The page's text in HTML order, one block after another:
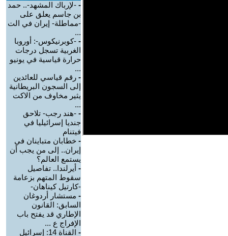
- -لإرباك المشهد-.. حمد
بن جاسم يعلق على
-مماطلة- إيران في الت
...
- -كوبرنيكوس-: أوروبا
الغربية تسجل درجات
حرارة قياسية في يونيو
...
- رقم قياسي للعائدين
إلى السجون البريطانية
يثير مخاوف من الاكت
...
- -هند رجب- تلاحق
جنديا إسرائيليا في
فيتنام
- خطابان متباينان في
إيران.. إلى من يجب أن
يستمع العالم؟
- أيرلندا.. تفاصيل
سقوط المتهم بزعامة
-كارتيل كيناهان-
- مستشار أردوغان
السابق: القانون
الإطاري قد يفتح باب
الإفراج ع ...
-
القناة 14: إسرائيل